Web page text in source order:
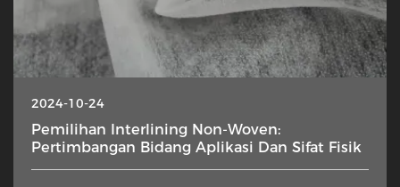
2024-10-24
Pemilihan Interlining Non-Woven:
Pertimbangan Bidang Aplikasi Dan Sifat Fisik